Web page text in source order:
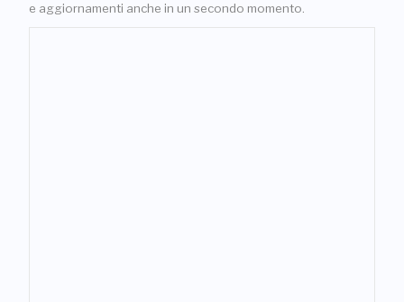
e aggiornamenti anche in un secondo momento.